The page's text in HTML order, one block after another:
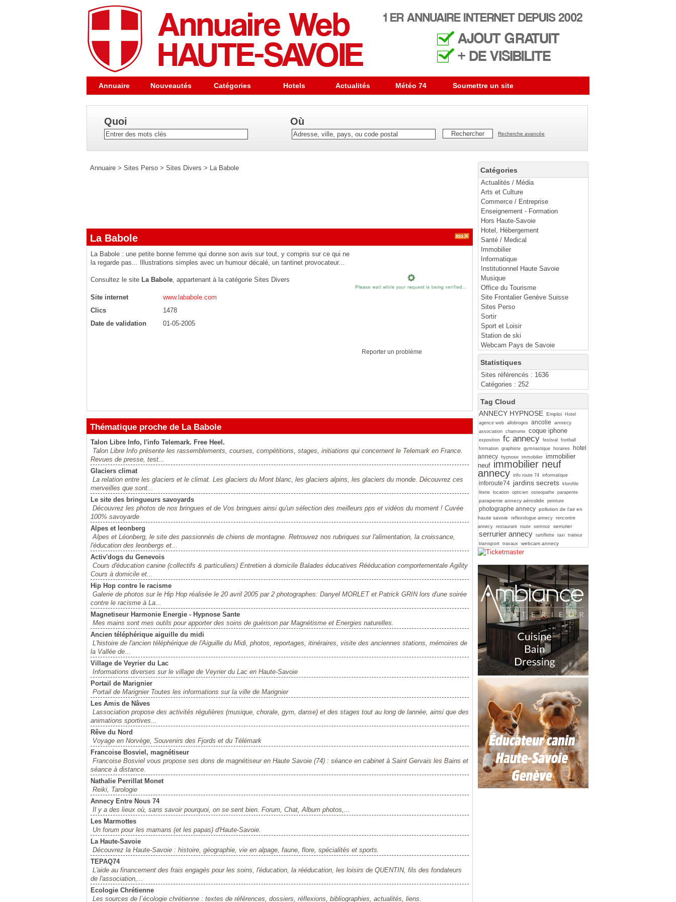
Annuaire Nouveautés Catégories Hotels Actualités Météo 74 Soumettre un site
Quoi Où
Recherche avancée
Catégories
Actualités / Média
Arts et Culture
Commerce / Entreprise
Enseignement - Formation
Hors Haute-Savoie
Hotel, Hébergement
Santé / Medical
Immobilier
Informatique
Institutionnel Haute Savoie
Musique
Office du Tourisme
Site Frontalier Genève Suisse
Sites Perso
Sortir
Sport et Loisir
Station de ski
Webcam Pays de Savoie
Statistiques
Sites référencés : 1636
Catégories : 252
Tag Cloud
ANNECY HYPNOSE Emploi
Hotel
agence web allobroges ancolie annecy
association chamonix coque iphone
exposition fc annecy festival
football
formation graphiste gymnastique horaires
hotel
annecy
hypnose immobilier immobilier
neuf immobilier neuf
annecy info route 74 informatique
inforoute74 jardins secrets
klorofile
literie
location opticien osteopathe parapente
parapente annecy aéroslide peinture
photographe annecy pollution de l'air en
haute savoie
reflexologue annecy rencontre
annecy restaurant route semnoz serrurier
serrurier annecy tartiflette taxi traiteur
transport travaux webcam annecy
Annuaire > Sites Perso > Sites Divers > La Babole
La Babole
La Babole : une petite bonne femme qui donne son avis sur tout, y compris sur ce qui ne
la regarde pas... Illustrations simples avec un humour décalé, un tantinet provocateur...
Consultez le site La Babole, appartenant à la catégorie Sites Divers
Site internet
www.lababole.com
Clics
1478
Date de validation
01-05-2005
Reporter un problème
Thématique proche de La Babole
Talon Libre Info, l'info Telemark. Free Heel.
Talon Libre Info présente les rassemblements, courses, compétitions, stages, initiations qui concernent le Telemark en France.
Revues de presse, test...
Glaciers climat
La relation entre les glaciers et le climat. Les glaciers du Mont blanc, les glaciers alpins, les glaciers du monde. Découvrez ces
merveilles que sont...
Le site des bringueurs savoyards
Découvrez les photos de nos bringues et de Vos bringues ainsi qu'un sélection des meilleurs pps et vidéos du moment ! Cuvée
100% savoyarde
Alpes et leonberg
Alpes et Léonberg, le site des passionnés de chiens de montagne. Retrouvez nos rubriques sur l'alimentation, la croissance,
l'éducation des leonbergs et...
Activ'dogs du Genevois
Cours d'éducation canine (collectifs & particuliers) Entretien à domicile Balades éducatives Rééducation comportementale Agility
Cours à domicile et...
Hip Hop contre le racisme
Galerie de photos sur le Hip Hop réalisée le 20 avril 2005 par 2 photographes: Danyel MORLET et Patrick GRIN lors d'une soirée
contre le racisme à La...
Magnetiseur Harmonie Energie - Hypnose Sante
Mes mains sont mes outils pour apporter des soins de guérison par Magnétisme et Energies naturelles.
Ancien téléphérique aiguille du midi
L'histoire de l'ancien téléphérique de l'Aiguille du Midi, photos, reportages, itinéraires, visite des anciennes stations, mémoires de
la Vallée de...
Village de Veyrier du Lac
Informations diverses sur le village de Veyrier du Lac en Haute-Savoie
Portail de Marignier
Portail de Marignier Toutes les informations sur la ville de Marignier
Les Amis de Nâves
Lassociation propose des activités régulières (musique, chorale, gym, danse) et des stages tout au long de lannée, ainsi que des
animations sportives...
Rêve du Nord
Voyage en Norvège, Souvenirs des Fjords et du Télémark
Francoise Bosviel, magnétiseur
Francoise Bosviel vous propose ses dons de magnétiseur en Haute Savoie (74) : séance en cabinet à Saint Gervais les Bains et
séance à distance.
Nathalie Perrillat Monet
Reiki, Tarologie
Annecy Entre Nous 74
Il y a des lieux où, sans savoir pourquoi, on se sent bien. Forum, Chat, Album photos,...
Les Marmottes
Un forum pour les mamans (et les papas) d'Haute-Savoie.
La Haute-Savoie
Découvrez la Haute-Savoie : histoire, géographie, vie en alpage, faune, flore, spécialités et sports.
TEPAQ74
L'aide au financement des frais engagés pour les soins, l'éducation, la rééducation, les loisirs de QUENTIN, fils des fondateurs
de l'association,...
Ecologie Chrétienne
Les sources de l´écologie chrétienne : textes de références, dossiers, réflexions, bibliographies, actualités, liens.